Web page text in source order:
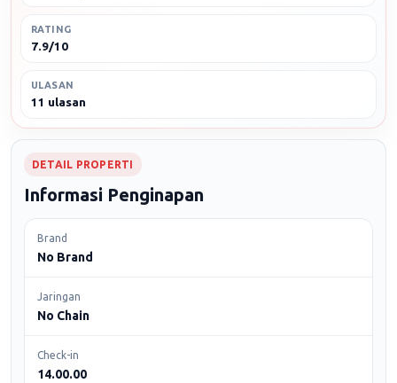
RATING
7.9/10
ULASAN
11 ulasan
DETAIL PROPERTI
Informasi Penginapan
Brand
No Brand
Jaringan
No Chain
Check-in
14.00.00